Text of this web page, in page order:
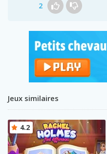
2
Jeux similaires
4.2